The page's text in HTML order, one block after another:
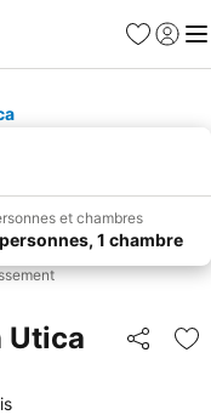
Favoris
Se
et chambres
1 chambre
Utica Partager